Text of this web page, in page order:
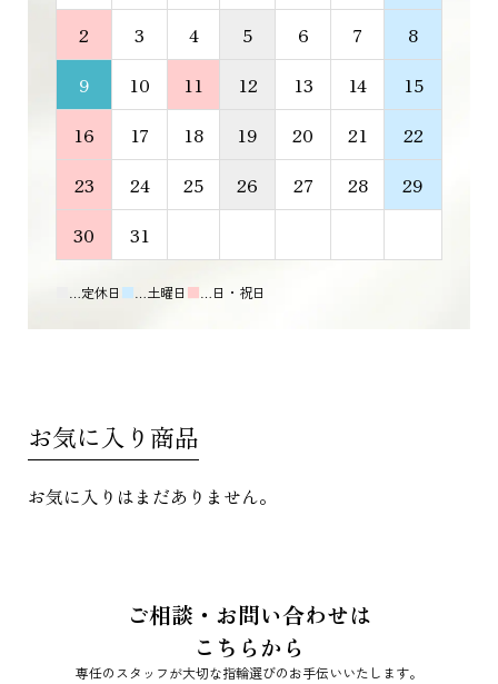
2
3 4 5 6 7
8
9
10 11 12 13 14
15
16
17 18 19 20 21
22
23
24 25 26 27 28
29
30
31
…定休日 ■…土曜日 ■…日・祝日
お気に入り商品
お気に入りはまだありません。
ご相談・お問い合わせは
こちらから
専任のスタッフが大切な指輪選びのお手伝いいたします。